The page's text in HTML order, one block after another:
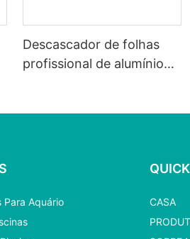
Descascador de folhas
profissional de alumínio
Para Aquário
CASA